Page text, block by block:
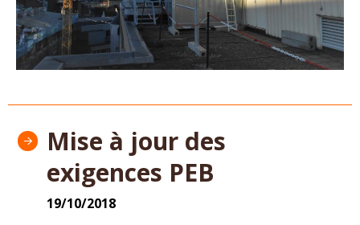
Mise à jour des
exigences PEB
19/10/2018